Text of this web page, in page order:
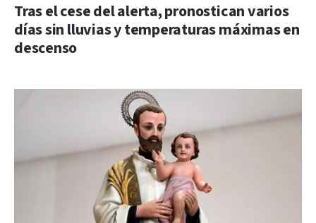
Tras el cese del alerta, pronostican varios
días sin lluvias y temperaturas máximas en
descenso